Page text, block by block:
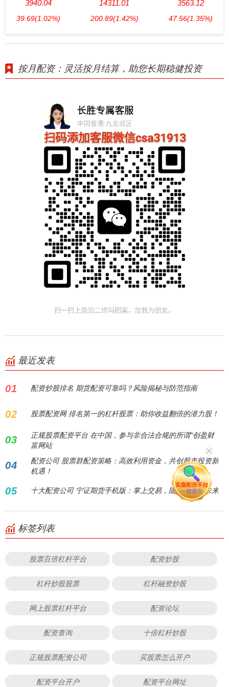
3940.04
39.69(1.02%)
14311.01
200.89(1.42%)
3563.12
47.56(1.35%)
按月配资：灵活按月结算，助您长期稳健投资
最近发表
01 配资炒股排名 期货配资可靠吗？风险揭秘与防范指南
02 股票配资网 排名第一的杠杆股票：助你收益翻倍的潜力股！
03
正规股票配资平台 在中国，参与非合法合规的所谓“创盈财
富网站
04
配资公司 股票群配资策略：高效利用资金，共创股市投资新
机遇！
05 十大配资公司 宁证期货手机版：掌上交易，随时随地赢未来
标签列表
股票百倍杠杆平台 配资炒股
杠杆炒股股票 杠杆融资炒股
网上股票杠杆平台 配资论坛
配资查询 十倍杠杆炒股
正规股票配资公司 买股票怎么开户
配资平台开户 配资平台网址